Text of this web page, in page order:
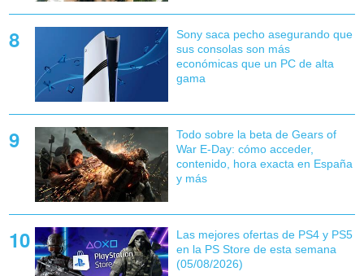
Sony saca pecho asegurando que
sus consolas son más
económicas que un PC de alta
gama
Todo sobre la beta de Gears of
War E-Day: cómo acceder,
contenido, hora exacta en España
y más
Las mejores ofertas de PS4 y PS5
en la PS Store de esta semana
(05/08/2026)